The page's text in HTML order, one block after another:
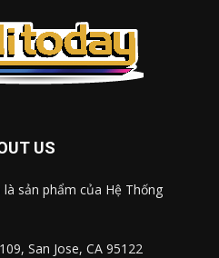
US
là sản phẩm của Hệ Thống
San Jose, CA 95122